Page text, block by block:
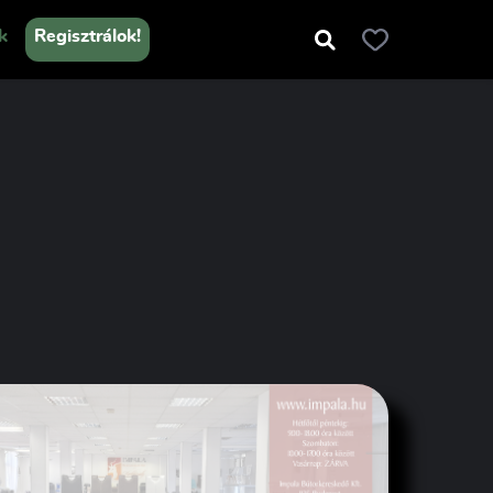
Regisztrálok!